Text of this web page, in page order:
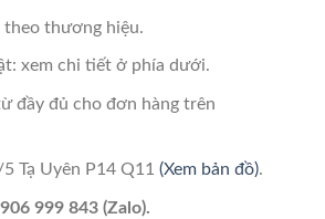
theo thương hiệu.
xem chi tiết ở phía dưới.
đầy đủ cho đơn hàng trên
Tạ Uyên P14 Q11 (Xem bản đồ).
999 843 (Zalo).